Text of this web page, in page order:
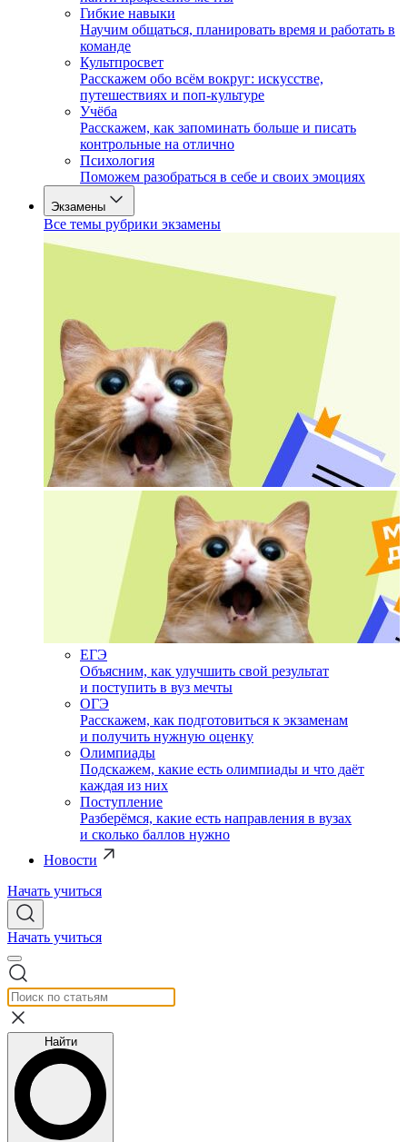
Гибкие навыки
Научим общаться, планировать время и работать в
команде
Культпросвет
Расскажем обо всём вокруг: искусстве,
путешествиях и поп-культуре
Учёба
Расскажем, как запоминать больше и писать
контрольные на отлично
Психология
Поможем разобраться в себе и своих эмоциях
Экзамены
Все темы рубрики экзамены
ЕГЭ
Объясним, как улучшить свой результат
и поступить в вуз мечты
ОГЭ
Расскажем, как подготовиться к экзаменам
и получить нужную оценку
Олимпиады
Подскажем, какие есть олимпиады и что даёт
каждая из них
Поступление
Разберёмся, какие есть направления в вузах
и сколько баллов нужно
Новости
Начать учиться
Начать учиться
Найти